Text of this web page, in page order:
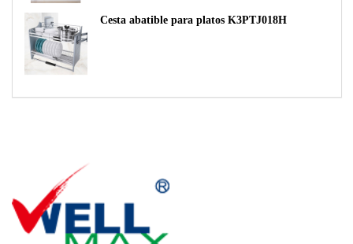
Cesta abatible para platos K3PTJ018H